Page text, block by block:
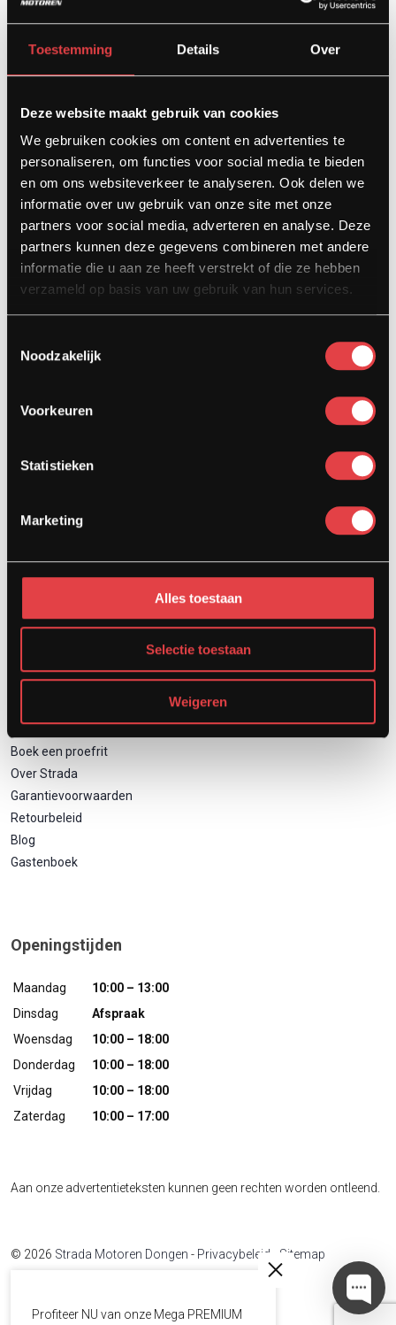
Toestemming Details Over
Deze website maakt gebruik van cookies
We gebruiken cookies om content en advertenties te
personaliseren, om functies voor social media te bieden
en om ons websiteverkeer te analyseren. Ook delen we
informatie over uw gebruik van onze site met onze
partners voor social media, adverteren en analyse. Deze
partners kunnen deze gegevens combineren met andere
informatie die u aan ze heeft verstrekt of die ze hebben
verzameld op basis van uw gebruik van hun services.
Noodzakelijk
Voorkeuren
Statistieken
Marketing
Alles toestaan
Selectie toestaan
Weigeren
Profiteer NU van onze Mega PREMIUM
Contact
Kardinaal van Rossumstraat 44-A
5104 HN Dongen
info@stradamotoren.nl
0162 782532
Whatsapp
Afspraak showroom
Onderhoud
Financieren
Contact
Boek een proefrit
Over Strada
Garantievoorwaarden
Retourbeleid
Blog
Gastenboek
Openingstijden
Maandag
10:00 – 13:00
Dinsdag
Afspraak
Woensdag
10:00 – 18:00
Donderdag
10:00 – 18:00
Vrijdag
10:00 – 18:00
Zaterdag
10:00 – 17:00
Aan onze advertentieteksten kunnen geen rechten worden ontleend.
© 2026 Strada Motoren Dongen - Privacybeleid Sitemap